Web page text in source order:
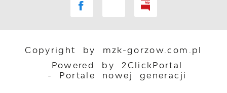
Copyright by mzk-gorzow.com.pl
Powered by 2ClickPortal
- Portale nowej generacji